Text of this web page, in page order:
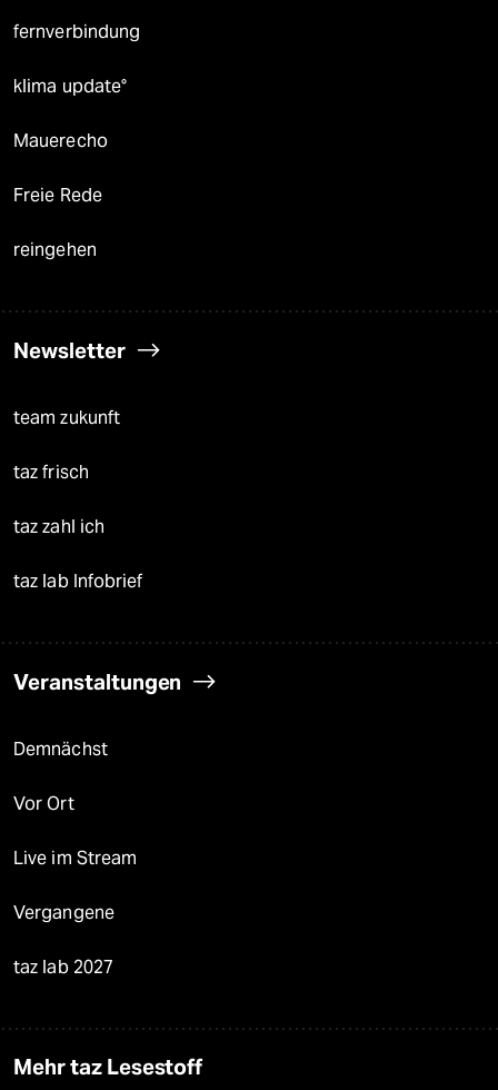
fernverbindung
klima update°
Mauerecho
Freie Rede
reingehen
Newsletter
team zukunft
taz frisch
taz zahl ich
taz lab Infobrief
Veranstaltungen
Demnächst
Vor Ort
Live im Stream
Vergangene
taz lab 2027
Mehr taz Lesestoff